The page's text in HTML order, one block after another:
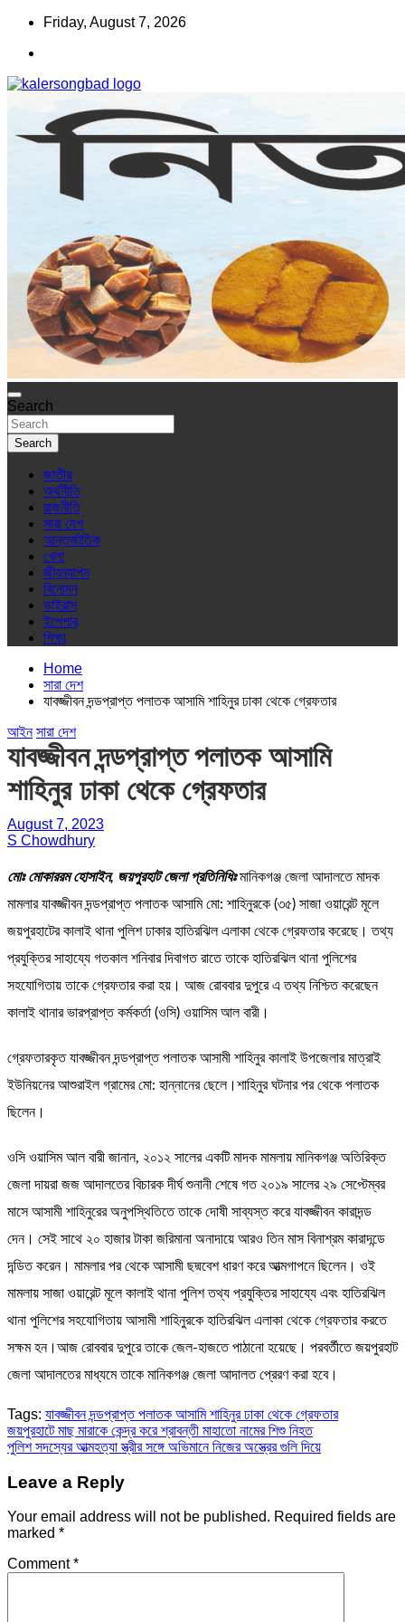
Skip
content
Friday, August 7, 2026
কালের সংবাদ
www.kalersongbad.com
Search
Search
জাতীয়
অর্থনীতি
রাজনীতি
সারা দেশ
আন্তর্জাতিক
খেলা
জীবনযাপন
বিনোদন
ভাইরাস
ইপেপার
শিক্ষা
Home
সারা দেশ
যাবজ্জীবন দন্ডপ্রাপ্ত পলাতক আসামি শাহিনুর ঢাকা থেকে গ্রেফতার
আইন সারা দেশ
যাবজ্জীবন দন্ডপ্রাপ্ত পলাতক আসামি
শাহিনুর ঢাকা থেকে গ্রেফতার
August 7, 2023
S Chowdhury
মোঃ মোকাররম হোসাইন, জয়পুরহাট জেলা প্রতিনিধিঃমানিকগঞ্জ জেলা আদালতে মাদক
মামলার যাবজ্জীবন দন্ডপ্রাপ্ত পলাতক আসামি মো: শাহিনুরকে (৩৫) সাজা ওয়ারেন্ট মূলে
জয়পুরহাটের কালাই থানা পুলিশ ঢাকার হাতিরঝিল এলাকা থেকে গ্রেফতার করেছে। তথ্য
প্রযুক্তির সাহায্যে গতকাল শনিবার দিবাগত রাতে তাকে হাতিরঝিল থানা পুলিশের
সহযোগিতায় তাকে গ্রেফতার করা হয়। আজ রোববার দুপুরে এ তথ্য নিশ্চিত করেছেন
কালাই থানার ভারপ্রাপ্ত কর্মকর্তা (ওসি) ওয়াসিম আল বারী।
গ্রেফতারকৃত যাবজ্জীবন দন্ডপ্রাপ্ত পলাতক আসামী শাহিনুর কালাই উপজেলার মাত্রাই
ইউনিয়নের আশুরাইল গ্রামের মো: হান্নানের ছেলে।শাহিনুর ঘটনার পর থেকে পলাতক
ছিলেন।
ওসি ওয়াসিম আল বারী জানান, ২০১২ সালের একটি মাদক মামলায় মানিকগঞ্জ অতিরিক্ত
জেলা দায়রা জজ আদালতের বিচারক দীর্ঘ শুনানী শেষে গত ২০১৯ সালের ২৯ সেপ্টেম্বর
মাসে আসামী শাহিনুরের অনুপস্থিতিতে তাকে দোষী সাব্যস্ত করে যাবজ্জীবন কারাদন্ড
দেন। সেই সাথে ২০ হাজার টাকা জরিমানা অনাদায়ে আরও তিন মাস বিনাশ্রম কারাদন্ডে
দন্ডিত করেন। মামলার পর থেকে আসামী ছদ্মবেশ ধারণ করে আত্মগাপনে ছিলেন। ওই
মামলায় সাজা ওয়ারেন্ট মূলে কালাই থানা পুলিশ তথ্য প্রযুক্তির সাহায্যে এবং হাতিরঝিল
থানা পুলিশের সহযোগিতায় আসামী শাহিনুরকে হাতিরঝিল এলাকা থেকে গ্রেফতার করতে
সক্ষম হন।আজ রোববার দুপুরে তাকে জেল-হাজতে পাঠানো হয়েছে। পরবর্তীতে জয়পুরহাট
জেলা আদালতের মাধ্যমে তাকে মানিকগঞ্জ জেলা আদালত প্রেরণ করা হবে।
Tags: যাবজ্জীবন দন্ডপ্রাপ্ত পলাতক আসামি শাহিনুর ঢাকা থেকে গ্রেফতার
Post
navigation
জয়পুরহাটে মাছ মারাকে কেন্দ্র করে শ্রাবন্তী মাহাতো নামের শিশু নিহত
পুলিশ সদস্যের আত্মহত্যা স্ত্রীর সঙ্গে অভিমানে নিজের অস্ত্রের গুলি দিয়ে
Leave a Reply
Your email address will not be published. Required fields are
marked *
Comment*